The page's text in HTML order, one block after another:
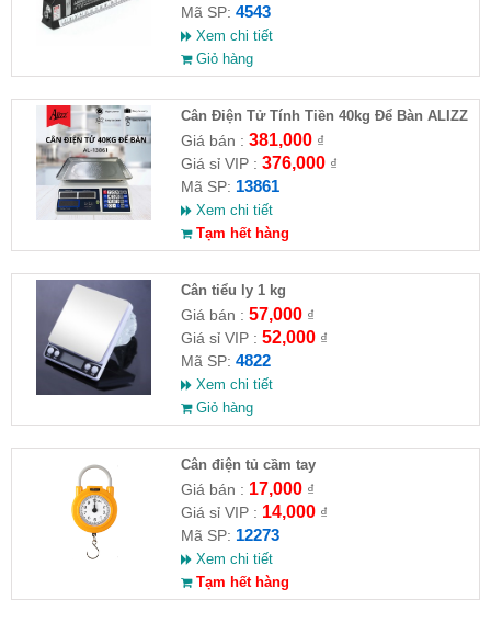
Mã SP: 4543
Xem chi tiết
Giỏ hàng
Cân Điện Tử Tính Tiền 40kg Để Bàn ALIZZ
AL-13861
Giá bán : 381,000₫
Giá sỉ VIP : 376,000₫
Mã SP: 13861
Xem chi tiết
Tạm hết hàng
Cân tiểu ly 1 kg
Giá bán : 57,000₫
Giá sỉ VIP : 52,000₫
Mã SP: 4822
Xem chi tiết
Giỏ hàng
Cân điện tủ cầm tay
Giá bán : 17,000₫
Giá sỉ VIP : 14,000₫
Mã SP: 12273
Xem chi tiết
Tạm hết hàng